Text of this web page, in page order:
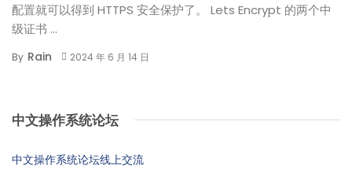
配置就可以得到 HTTPS 安全保护了。 Lets Encrypt 的两个中
级证书 ...
By Rain 2024 年 6 月 14 日
中文操作系统论坛
中文操作系统论坛线上交流